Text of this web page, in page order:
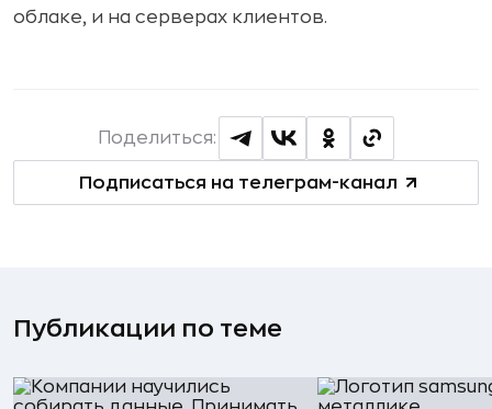
облаке, и на серверах клиентов.
Подписаться на телеграм-канал
Поделиться:
Публикации по теме